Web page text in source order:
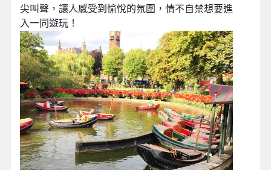
尖叫聲，讓人感受到愉悅的氛圍，情不自禁想要進
入一同遊玩！